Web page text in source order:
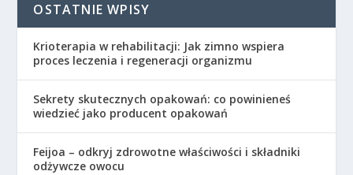
OSTATNIE WPISY
Krioterapia w rehabilitacji: Jak zimno wspiera
proces leczenia i regeneracji organizmu
Sekrety skutecznych opakowań: co powinieneś
wiedzieć jako producent opakowań
Feijoa – odkryj zdrowotne właściwości i składniki
odżywcze owocu